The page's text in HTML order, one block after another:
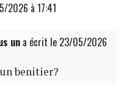
2026 à 17:41
una écrit le 23/05/2026
benitier?